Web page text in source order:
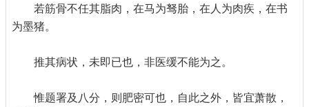
若筋骨不任其脂肉，在马为驽胎，在人为肉疾，在书
为墨猪。
推其病状，未即已也，非医缓不能为之。
惟题署及八分，则肥密可也，自此之外，皆宜萧散，